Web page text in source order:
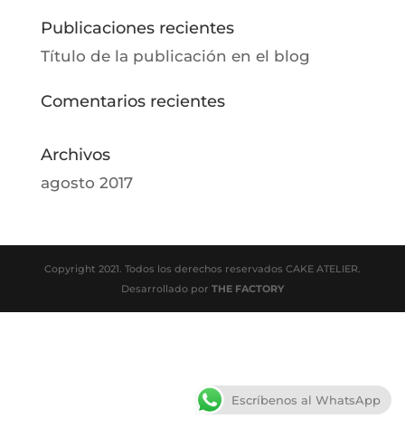
Publicaciones recientes
Título de la publicación en el blog
Comentarios recientes
Archivos
agosto 2017
Copyright 2021. Todos los derechos reservados CAKE ATELIER.
Desarrollado por THE FACTORY
Escríbenos al WhatsApp